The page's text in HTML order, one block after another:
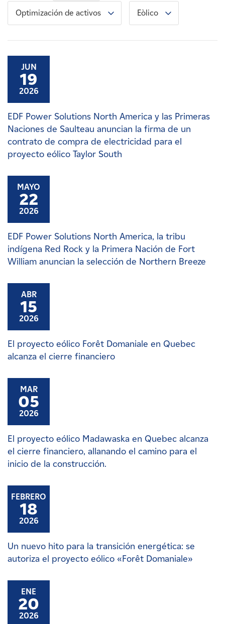
Contacte con
Optimización de activos Eòlico
JUN
19
2026
EDF Power Solutions North America y las Primeras
Naciones de Saulteau anuncian la firma de un
contrato de compra de electricidad para el
proyecto eólico Taylor South
MAYO
22
2026
EDF Power Solutions North America, la tribu
indígena Red Rock y la Primera Nación de Fort
William anuncian la selección de Northern Breeze
ABR
15
2026
El proyecto eólico Forêt Domaniale en Quebec
alcanza el cierre financiero
MAR
05
2026
El proyecto eólico Madawaska en Quebec alcanza
el cierre financiero, allanando el camino para el
inicio de la construcción.
FEBRERO
18
2026
Un nuevo hito para la transición energética: se
autoriza el proyecto eólico «Forêt Domaniale»
ENE
20
2026